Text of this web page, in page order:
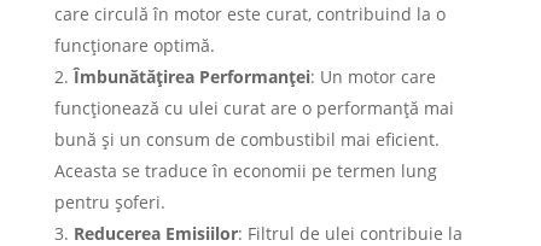
care circulă în motor este curat, contribuind la o
funcționare optimă.
Îmbunătățirea Performanței: Un motor care
funcționează cu ulei curat are o performanță mai
bună și un consum de combustibil mai eficient.
Aceasta se traduce în economii pe termen lung
pentru șoferi.
Reducerea Emisiilor: Filtrul de ulei contribuie la